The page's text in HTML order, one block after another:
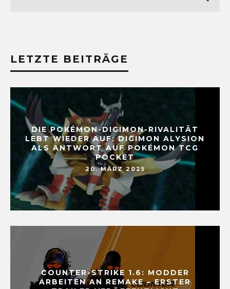
LETZTE BEITRÄGE
DIE POKÉMON-DIGIMON-RIVALITÄT
LEBT WIEDER AUF: DIGIMON ALYSION
ALS ANTWORT AUF POKÉMON TCG
POCKET
20. MÄRZ 2025
COUNTER-STRIKE 1.6: MODDER
ARBEITEN AN REMAKE – ERSTER